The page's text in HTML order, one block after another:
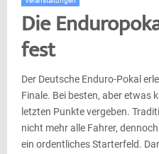
Die
fest
Der Deutsche Enduro-Pokal
Finale. Bei besten, aber etwas
letzten Punkte vergeben.
nicht mehr alle Fahrer,
ein ordentliches Starterfeld.